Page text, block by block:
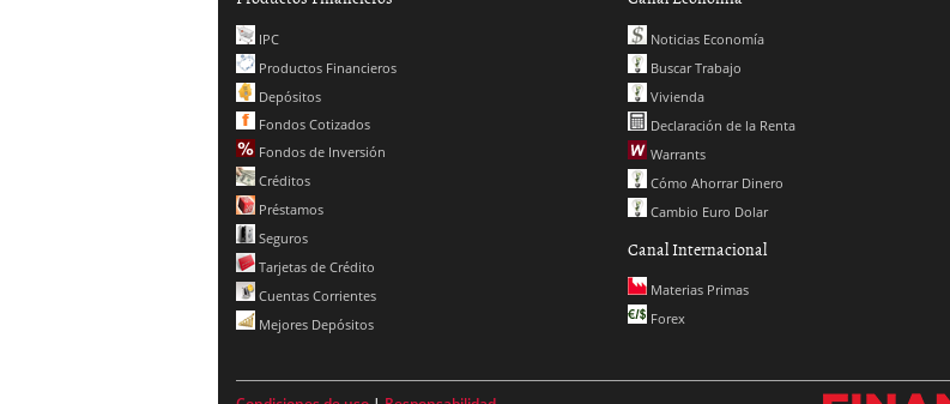
IPC
Productos Financieros
Depósitos
Fondos Cotizados
Fondos de Inversión
Créditos
Préstamos
Seguros
Tarjetas de Crédito
Cuentas Corrientes
Mejores Depósitos
Noticias Economía
Buscar Trabajo
Vivienda
Declaración de la Renta
Warrants
Cómo Ahorrar Dinero
Cambio Euro Dolar
Canal Internacional
Materias Primas
Forex